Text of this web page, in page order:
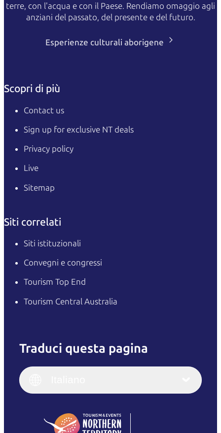
terre, con l'acqua e con il Paese. Rendiamo omaggio agli
anziani del passato, del presente e del futuro.
Esperienze culturali aborigene
Scopri di più
Contact us
Sign up for exclusive NT deals
Privacy policy
Live
Sitemap
Siti correlati
Siti istituzionali
Convegni e congressi
Tourism Top End
Tourism Central Australia
Traduci questa pagina
English
(Singapore)
Italiano